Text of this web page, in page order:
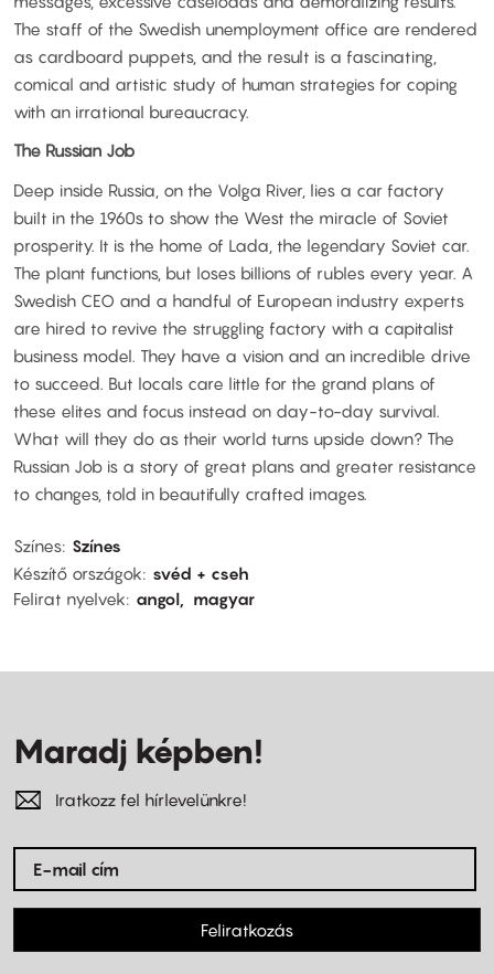
The staff of the Swedish unemployment office are rendered
as cardboard puppets, and the result is a fascinating,
comical and artistic study of human strategies for coping
with an irrational bureaucracy.
The Russian Job
Deep inside Russia, on the Volga River, lies a car factory
built in the 1960s to show the West the miracle of Soviet
prosperity. It is the home of Lada, the legendary Soviet car.
The plant functions, but loses billions of rubles every year. A
Swedish CEO and a handful of European industry experts
are hired to revive the struggling factory with a capitalist
business model. They have a vision and an incredible drive
to succeed. But locals care little for the grand plans of
these elites and focus instead on day-to-day survival.
What will they do as their world turns upside down? The
Russian Job is a story of great plans and greater resistance
to changes, told in beautifully crafted images.
Színes Színes
Készítő országok
svéd + cseh
Felirat nyelvek
angol magyar
Maradj képben!
Iratkozz fel hírlevelünkre!
Feliratkozás